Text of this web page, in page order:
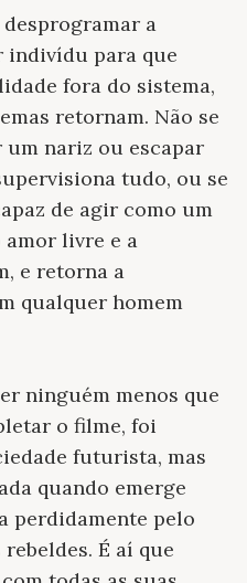
a
indivídu para que
fora do sistema,
retornam. Não se
nariz ou escapar
tudo, ou se
de agir como um
livre e a
e retorna a
qualquer homem
ninguém menos que
o filme, foi
futurista, mas
quando emerge
perdidamente pelo
É aí que